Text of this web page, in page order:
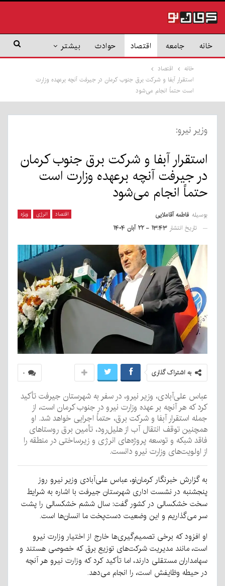
خانه جامعه اقتصاد حوادث بیشتر
خانه
اقتصاد
استقرار آبفا و شرکت برق جنوب کرمان در جیرفت آنچه برعهده وزارت
است حتماً انجام می‌شود
وزیر نیرو:
استقرار آبفا و شرکت برق جنوب کرمان
در جیرفت آنچه برعهده وزارت است
حتماً انجام می‌شود
اقتصاد انرژی ویژه بوسیله فاطمه آقاملایی
تاریخ انتشار ۱۳:۴۳ - ۲۲ آبان ۱۴۰۴
۰ به اشتراک گذاری
عباس علی‌آبادی، وزیر نیرو، در سفر به شهرستان جیرفت تأکید
کرد که هر آنچه بر عهده وزارت نیرو در جنوب کرمان است، از
جمله استقرار آبفا و شرکت برق، حتماً اجرایی خواهد شد. او
همچنین توقف انتقال آب از هلیل‌رود، تأمین برق روستاهای
فاقد شبکه و توسعه پروژه‌های انرژی و زیرساختی در منطقه را
از اولویت‌های وزارت نیرو دانست.
به گزارش خبرنگار کرمان‌نو، عباس علی‌آبادی وزیر نیرو روز
پنجشنبه در نشست اداری شهرستان جیرفت با اشاره به شرایط
سخت خشکسالی در کشور گفت: سال ششم خشکسالی را پشت
سر می‌گذاریم و این وضعیت دست‌پخت ما انسان‌ها است.
او افزود که برخی تصمیم‌گیری‌ها خارج از اختیار وزارت نیرو
است، مانند مدیریت شرکت‌های توزیع برق که خصوصی هستند و
سهامداران مستقلی دارند، اما تأکید کرد که وزارت نیرو هر آنچه
در حیطه وظایفش است، را انجام می‌دهد.